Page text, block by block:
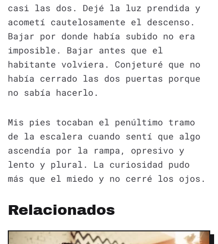
casi las dos. Dejé la luz prendida y
acometí cautelosamente el descenso.
Bajar por donde había subido no era
imposible. Bajar antes que el
habitante volviera. Conjeturé que no
había cerrado las dos puertas porque
no sabía hacerlo.
Mis pies tocaban el penúltimo tramo
de la escalera cuando sentí que algo
ascendía por la rampa, opresivo y
lento y plural. La curiosidad pudo
más que el miedo y no cerré los ojos.
Relacionados